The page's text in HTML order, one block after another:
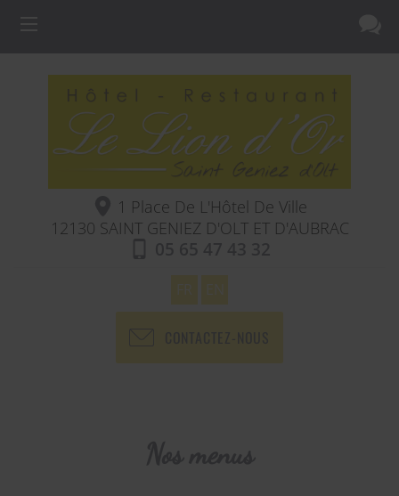
1 Place De L'Hôtel De Ville
12130 SAINT GENIEZ D'OLT ET D'AUBRAC